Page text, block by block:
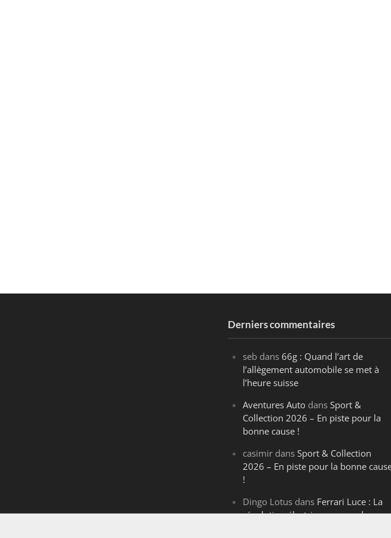
Derniers commentaires
seb dans66g : Quand l’art de
l’allègement automobile se met à
l’heure suisse
Aventures Auto dansSport &
Collection 2026 – En piste pour la
bonne cause !
casimir dansSport & Collection
2026 – En piste pour la bonne
!
Dingo Lotus dans Ferrari Luce : La
révolution électrique venue de